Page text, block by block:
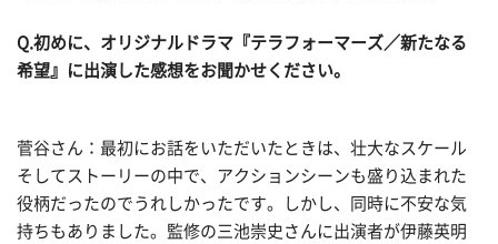
Q.初めに、オリジナルドラマ『テラフォーマーズ／新たなる
希望』に出演した感想をお聞かせください。
菅谷さん：最初にお話をいただいたときは、壮大なスケール
そしてストーリーの中で、アクションシーンも盛り込まれた
役柄だったのでうれしかったです。しかし、同時に不安な気
持ちもありました。監修の三池崇史さんに出演者が伊藤英明